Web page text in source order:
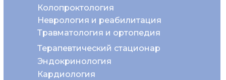
Неврология и реабилитация
Колопроктология
Травматология и ортопедия
Эндокринология
Терапевтический стационар
Кардиология